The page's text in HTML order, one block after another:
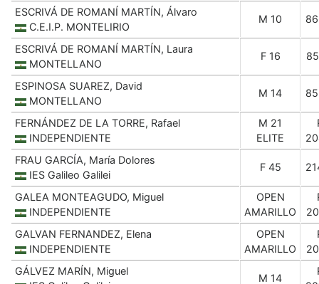
ESCRIVÁ DE ROMANÍ MARTÍN, Álvaro
C.E.I.P. MONTELIRIO
M 10
ESCRIVÁ DE ROMANÍ MARTÍN, Laura
MONTELLANO
F 16
ESPINOSA SUAREZ, David
MONTELLANO
M 14
FERNÁNDEZ DE LA TORRE, Rafael
INDEPENDIENTE
M 21
ELITE
FRAU GARCÍA, María Dolores
IES Galileo Galilei
F 45
GALEA MONTEAGUDO, Miguel
INDEPENDIENTE
OPEN
AMARILLO
GALVAN FERNANDEZ, Elena
INDEPENDIENTE
OPEN
AMARILLO
GÁLVEZ MARÍN, Miguel
M 14